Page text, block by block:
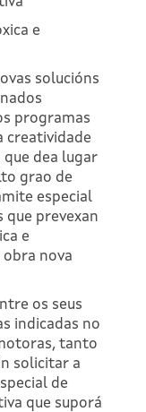
e
solucións
programas
creatividade
dea lugar
grao de
especial
que prevexan
e
nova
os seus
indicadas no
tanto
solicitar a
de
que suporá